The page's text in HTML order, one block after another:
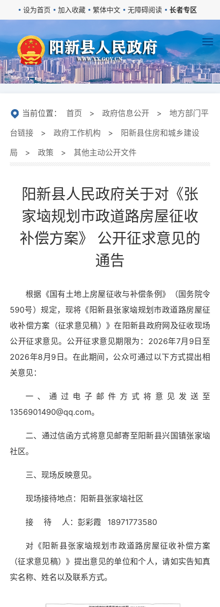
设为首页 加入收藏 繁体中文 无障碍阅读 长者专区
当前位置： 首页 > 政府信息公开 >
地方部门平
台链接
> 政府工作机构 >
阳新县住房和城乡建设
局
> 政策 > 其他主动公开文件
​阳新县人民政府关于对《张
家垴规划市政道路房屋征收
补偿方案》 公开征求意见的
通告
根据《国有土地上房屋征收与补偿条例》（国务院令
590号）规定，现将《阳新县张家垴规划市政道路房屋征
收补偿方案（征求意见稿）》在阳新县政府网及征收现场
公开征求意见。公开征求意见期限为：2026年7月9日至
2026年8月9日。在此期间，公众可通过以下方式提出相
关意见：
一、通过电子邮件方式将意见发送至
1356901490@qq.com。
二、通过信函方式将意见邮寄至阳新县兴国镇张家垴
社区。
三、现场反映意见。
现场接待地点：阳新县张家垴社区
接 待 人：彭彩霞 18971773580
对《阳新县张家垴规划市政道路房屋征收补偿方案
（征求意见稿）》提出意见的单位和个人，请如实告知真
实名称、姓名以及联系方式。